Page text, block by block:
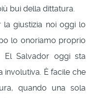
bui della dittatura.
giustizia noi oggi lo
lo onoriamo proprio
El Salvador oggi sta
involutiva. È facile che
quando una sola